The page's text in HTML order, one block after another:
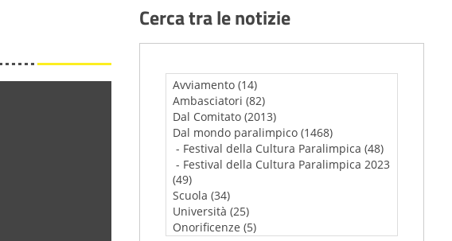
Cerca tra le notizie